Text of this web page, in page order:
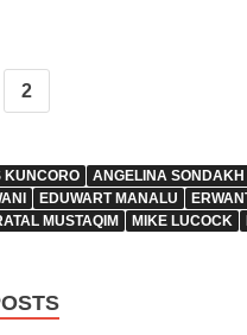
2
KUNCORO ANGELINA SONDAKH
EDUWART MANALU
MUSTAQIM
MIKE LUCOCK